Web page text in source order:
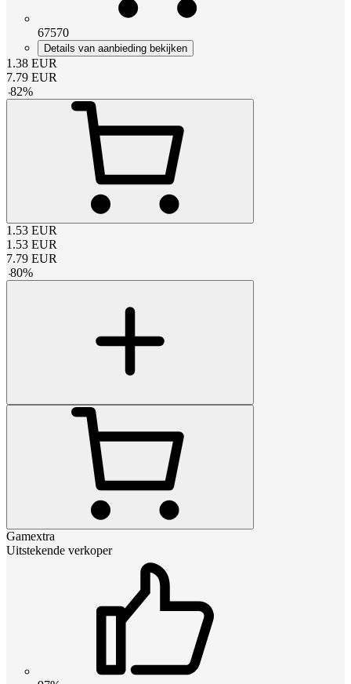
67570
Details van aanbieding bekijken
1.38 EUR
7.79 EUR
-82%
1.53 EUR
1.53 EUR
7.79 EUR
-80%
Gamextra
Uitstekende verkoper